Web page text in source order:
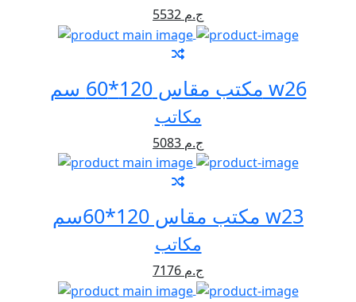
5532 ج.م
مكتب مقاس 120*60 سم w26
مكاتب
5083 ج.م
مكتب مقاس 120*60سم w23
مكاتب
7176 ج.م